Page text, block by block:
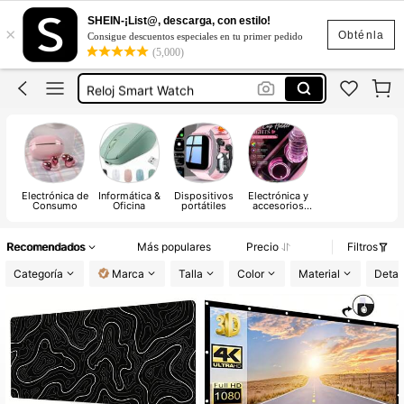
Obténla
×
SHEIN-¡List@, descarga, con estilo!
Consigue descuentos especiales en tu primer pedido
(5,000)
Tablet
Audifonos Bluetooh
Audífonos
Reloj Smart Watch
Tablet
Audifonos Bluetooh
Electrónica de
Consumo
Informática &
Oficina
Dispositivos
portátiles
Electrónica y
accesorios
Recomendados Más populares Precio
Filtros
Categoría
Marca Talla Color Material